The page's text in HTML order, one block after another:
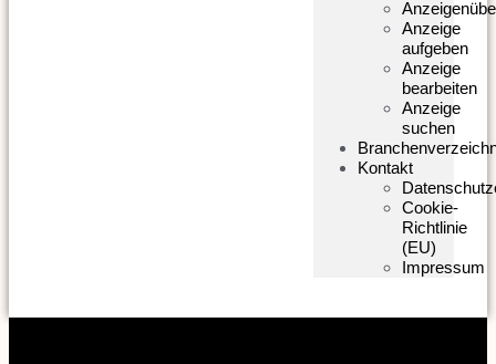
Anzeige
aufgeben
Anzeige
bearbeiten
Anzeige
suchen
Kontakt
Cookie-
Richtlinie
(EU)
Impressum